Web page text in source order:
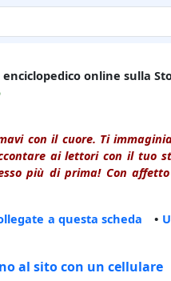
online sulla
con il cuore. Ti
ai lettori con il tuo
più di prima! Con
a questa scheda •
al sito con un cellulare